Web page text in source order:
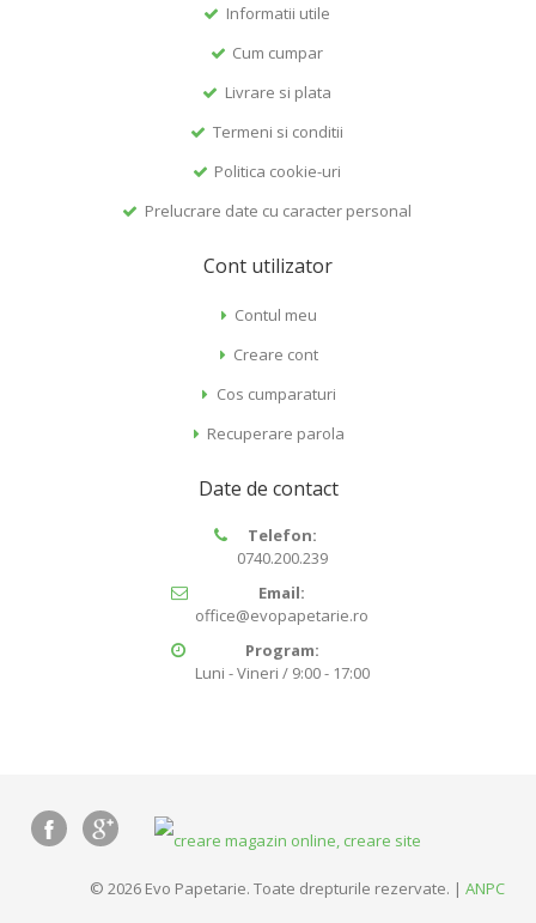
Informatii utile
Cum cumpar
Livrare si plata
Termeni si conditii
Politica cookie-uri
Prelucrare date cu caracter personal
Cont utilizator
Contul meu
Creare cont
Cos cumparaturi
Recuperare parola
Date de contact
Telefon:
0740.200.239
Email:
office@evopapetarie.ro
Program:
Luni - Vineri / 9:00 - 17:00
© 2026 Evo Papetarie. Toate drepturile rezervate. | ANPC